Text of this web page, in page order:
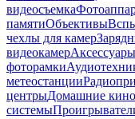
видеосъемка
памятиОбъективы
чехлы для камер
видеокамер
фоторамки
метеостанции
центрыДомашние
системы